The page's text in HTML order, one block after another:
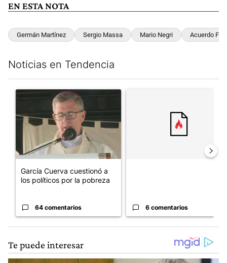
EN ESTA NOTA
Germán Martínez Sergio Massa Mario Negri Acuerdo FMI
Noticias en Tendencia
Un artículo de tendencia con el título "García Cuerva
García Cuerva cuestionó a
los políticos por la pobreza
64 comentarios 6 comentarios